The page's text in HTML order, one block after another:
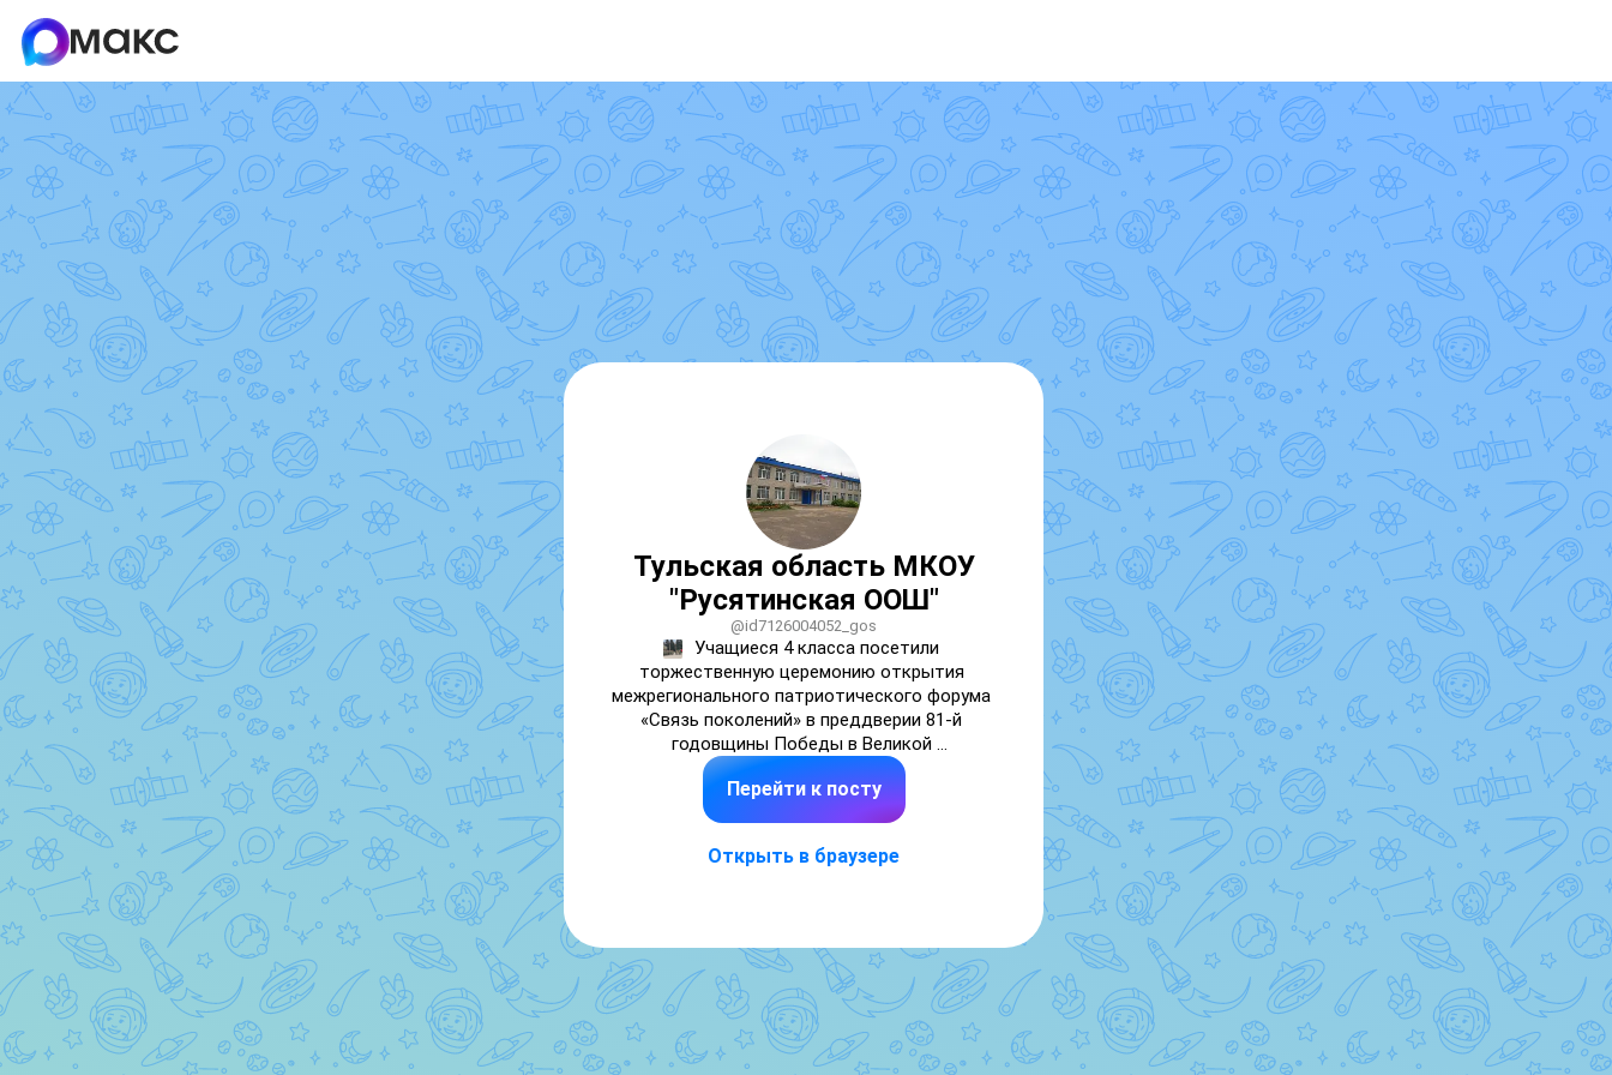
Тульская область МКОУ
"Русятинская ООШ"
@id7126004052_gos
Учащиеся 4 класса посетили
торжественную церемонию открытия
межрегионального патриотического форума
«Связь поколений» в преддверии 81-й
годовщины Победы в Великой
Отечественной войне.
Перейти к посту
Открыть в браузере